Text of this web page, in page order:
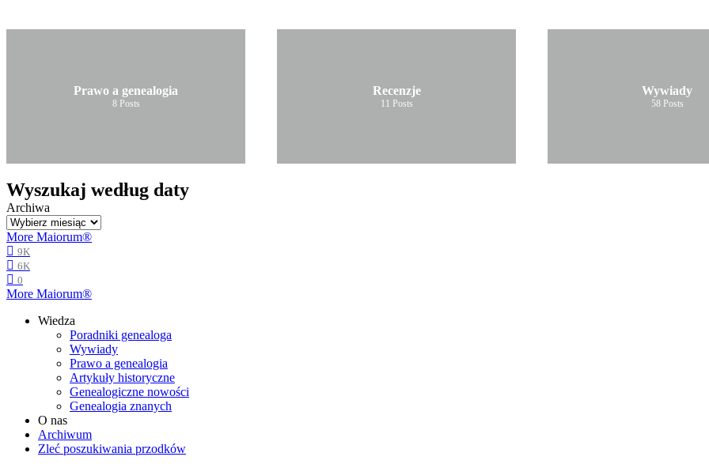
Prawo a genealogia
8 Posts
Recenzje
11 Posts
Wywiady
58 Posts
Wyszukaj według daty
Archiwa
More Maiorum®
9K
6K
0
More Maiorum®
Wiedza
Poradniki genealoga
Wywiady
Prawo a genealogia
Artykuły historyczne
Genealogiczne nowości
Genealogia znanych
O nas
Archiwum
Zleć poszukiwania przodków